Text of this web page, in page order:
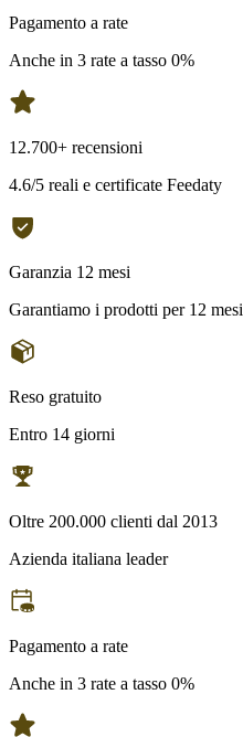
Pagamento a rate
Anche in 3 rate a tasso 0%
12.700+ recensioni
4.6/5 reali e certificate Feedaty
Garanzia 12 mesi
Garantiamo i prodotti per 12 mesi
Reso gratuito
Entro 14 giorni
Oltre 200.000 clienti dal 2013
Azienda italiana leader
Pagamento a rate
Anche in 3 rate a tasso 0%